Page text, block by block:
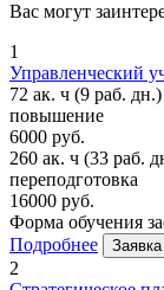
Вас могут
1
Управленческий
72 ак. ч (9 раб. дн.)
повышение
6000 руб.
260 ак. ч (33 раб.
переподготовка
16000 руб.
Форма обучения
Подробнее
Заявка
2